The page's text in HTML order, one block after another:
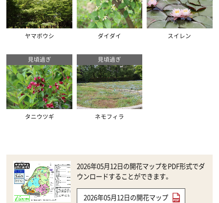
ヤマボウシ ダイダイ スイレン
見頃過ぎ
タニウツギ
見頃過ぎ
ネモフィラ
2026年05月12日の開花マップをPDF形式でダ
ウンロードすることができます。
2026年05月12日の開花マップ